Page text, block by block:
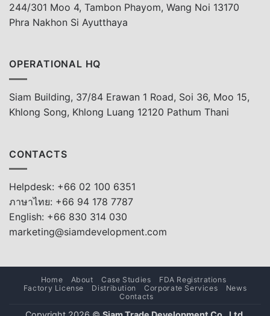
244/301 Moo 4, Tambon Phayom, Wang Noi 13170
Phra Nakhon Si Ayutthaya
OPERATIONAL HQ
Siam Building, 37/84 Erawan 1 Road, Soi 36, Moo 15,
Khlong Song, Khlong Luang 12120 Pathum Thani
CONTACTS
Helpdesk: +66 02 100 6351
ภาษาไทย: +66 94 178 7787
English: +66 830 314 030
marketing@siamdevelopment.com
Home About Case Studies
FDA Registrations
Factory License
Distribution Corporate Services
News
Contacts